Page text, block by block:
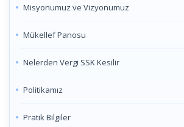
Misyonumuz ve Vizyonumuz
Mükellef Panosu
Nelerden Vergi SSK Kesilir
Politikamız
Pratik Bilgiler